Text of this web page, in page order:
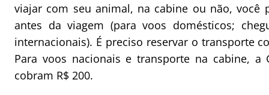
viajar com seu animal, na cabine ou não, você
antes da viagem (para voos domésticos;
internacionais). É preciso reservar o transporte
Para voos nacionais e transporte na cabine, a
cobram R$ 200.